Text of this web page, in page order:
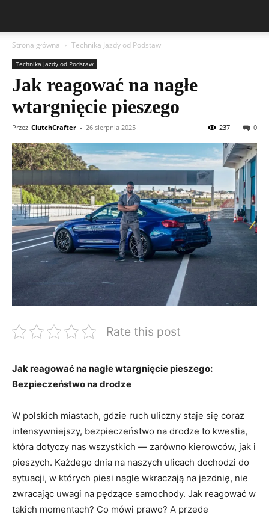
Strona główna Technika Jazdy od Podstaw
Technika Jazdy od Podstaw
Jak reagować na nagłe
wtargnięcie pieszego
Przez ClutchCrafter - 26 sierpnia 2025 0
237
Rate this post
Jak reagować na nagłe wtargnięcie pieszego:
Bezpieczeństwo na drodze
W polskich miastach, gdzie ruch uliczny staje się coraz
intensywniejszy, bezpieczeństwo na drodze to kwestia,
która dotyczy nas wszystkich — zarówno kierowców, jak i
pieszych. Każdego dnia na naszych ulicach dochodzi do
sytuacji, w których piesi nagle wkraczają na jezdnię, nie
zwracając uwagi na pędzące samochody. Jak reagować w
takich momentach? Co mówi prawo? A przede